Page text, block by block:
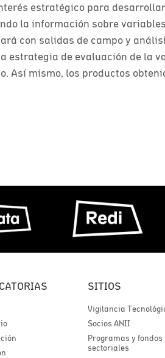
estratégico para
la información sobre
con salidas de campo y
estrategia de evaluación de la
Así mismo, los productos
SITIOS
Vigilancia
Socios ANII
Programas y fondos
sectoriales